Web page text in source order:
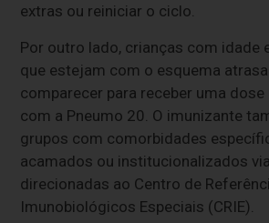
extras ou reiniciar o ciclo.
Por outro lado, crianças com idade
que estejam com o esquema
comparecer para receber uma
com a Pneumo 20. O imunizante
grupos com comorbidades
acamados ou institucionalizados
direcionadas ao Centro de
Imunobiológicos Especiais (CRIE).